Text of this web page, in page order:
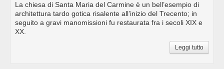
La chiesa di Santa Maria del Carmine è un bell’esempio di
architettura tardo gotica risalente all’inizio del Trecento; in
seguito a gravi manomissioni fu restaurata fra i secoli XIX e
XX.
Leggi tutto